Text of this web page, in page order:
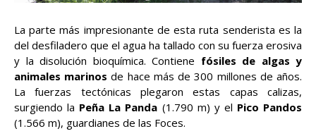
La parte más impresionante de esta ruta senderista es la
del desfiladero que el agua ha tallado con su fuerza erosiva
y la disolución bioquímica. Contiene fósiles de algas y
animales marinos de hace más de 300 millones de años.
La fuerzas tectónicas plegaron estas capas calizas,
surgiendo la Peña La Panda (1.790 m) y el Pico Pandos
(1.566 m), guardianes de las Foces.